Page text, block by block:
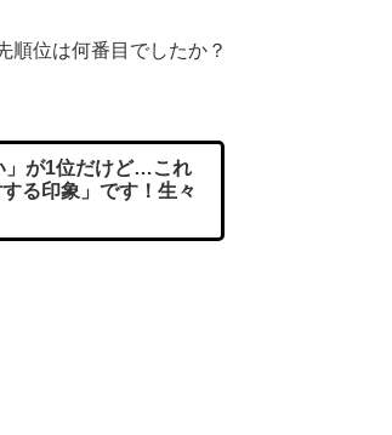
位は何番目でしたか？
」が1位だけど…これ
る印象」です！生々